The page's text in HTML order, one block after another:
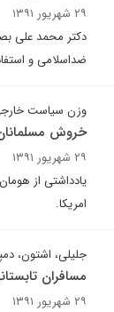
۲۹ شهریور ۱۳۹۱
دکتر محمد علی
ضداسلامی و
وزن سیاست خارجی
خروش مسلمانان
۲۹ شهریور ۱۳۹۱
یادداشتی از
امریکا.
جلیلی، اشتون،
مسافران
۲۹ شهریور ۱۳۹۱